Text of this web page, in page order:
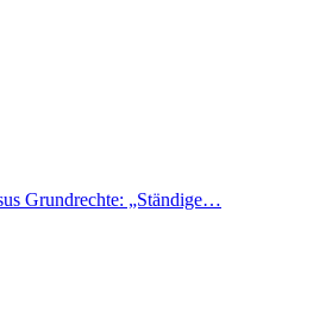
Grundrechte: „Ständige…